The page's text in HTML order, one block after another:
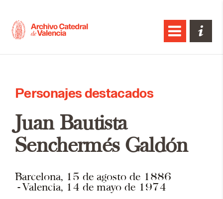
Personajes destacados
Juan Bautista
Senchermés Galdón
Barcelona, 15 de agosto de 1886
Valencia, 14 de mayo de 1974